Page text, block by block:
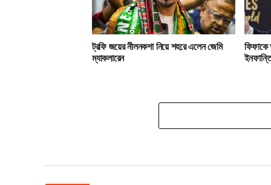
ট্রফি জয়ের নীলনকশা নিয়ে শহরে এলেন জেমি
ম্যাকলারেন